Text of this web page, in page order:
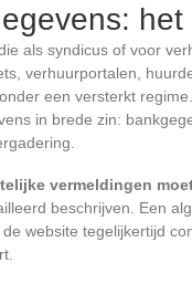
als syndicus of voor
verhuurportalen,
een versterkt
in brede zin:
vermeldingen
beschrijven. Een
website tegelijkertijd